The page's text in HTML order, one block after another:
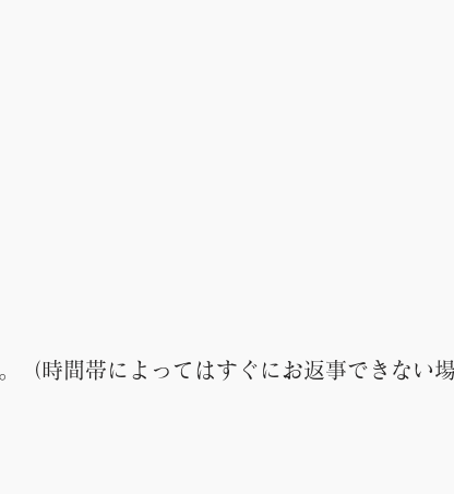
（時間帯によってはすぐにお返事できない